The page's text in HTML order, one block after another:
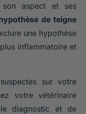
aspect et ses
de teigne
une hypothèse
inflammatoire et
sur votre
votre vétérinaire
diagnostic et de